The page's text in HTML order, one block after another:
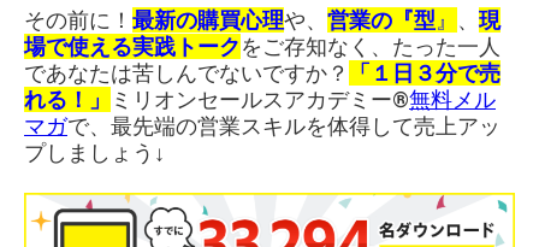
その前に！ 最新の購買心理や、 営業の『型 』 、 現
場で使える実践トークをご存知なく、たった一人
であなたは苦しんでないですか？
「１日３分で売
れる！」
ミリオンセールスアカデミー®︎無料メル
マガで、最先端の営業スキルを体得して売上アッ
プしましょう↓